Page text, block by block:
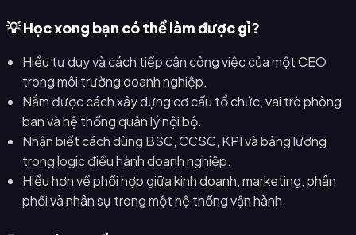
💡 Học xong bạn có thể làm được gì?
Hiểu tư duy và cách tiếp cận công việc của một CEO
trong môi trường doanh nghiệp.
Nắm được cách xây dựng cơ cấu tổ chức, vai trò phòng
ban và hệ thống quản lý nội bộ.
Nhận biết cách dùng BSC, CCSC, KPI và bảng lương
trong logic điều hành doanh nghiệp.
Hiểu hơn về phối hợp giữa kinh doanh, marketing, phân
phối và nhân sự trong một hệ thống vận hành.